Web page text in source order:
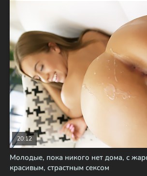
Молодые, пока никого нет дома, с
красивым, страстным сексом
20:12